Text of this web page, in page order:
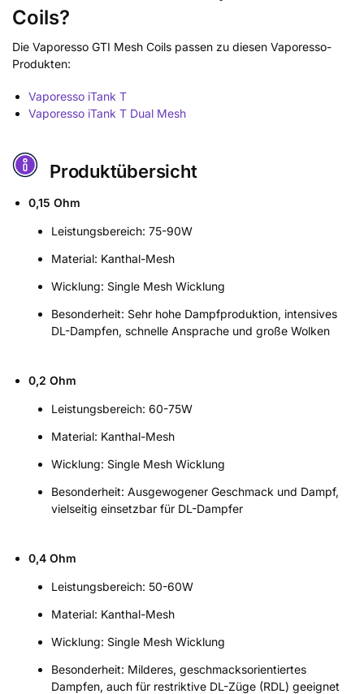
Coils?
Die Vaporesso GTI Mesh Coils passen zu diesen Vaporesso-
Produkten:
Vaporesso iTank T
Vaporesso iTank T Dual Mesh
Produktübersicht
0,15 Ohm
Leistungsbereich: 75-90W
Material: Kanthal-Mesh
Wicklung: Single Mesh Wicklung
Besonderheit: Sehr hohe Dampfproduktion, intensives
DL-Dampfen, schnelle Ansprache und große Wolken
0,2 Ohm
Leistungsbereich: 60-75W
Material: Kanthal-Mesh
Wicklung: Single Mesh Wicklung
Besonderheit: Ausgewogener Geschmack und Dampf,
vielseitig einsetzbar für DL-Dampfer
0,4 Ohm
Leistungsbereich: 50-60W
Material: Kanthal-Mesh
Wicklung: Single Mesh Wicklung
Besonderheit: Milderes, geschmacksorientiertes
Dampfen, auch für restriktive DL-Züge (RDL) geeignet